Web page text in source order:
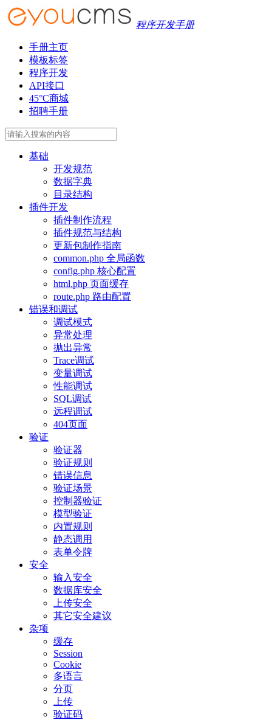
程序开发手册
手册主页
模板标签
程序开发
API接口
45°C商城
招聘手册
基础
开发规范
数据字典
目录结构
插件开发
插件制作流程
插件规范与结构
更新包制作指南
common.php 全局函数
config.php 核心配置
html.php 页面缓存
route.php 路由配置
错误和调试
调试模式
异常处理
抛出异常
Trace调试
变量调试
性能调试
SQL调试
远程调试
404页面
验证
验证器
验证规则
错误信息
验证场景
控制器验证
模型验证
内置规则
静态调用
表单令牌
安全
输入安全
数据库安全
上传安全
其它安全建议
杂项
缓存
Session
Cookie
多语言
分页
上传
验证码